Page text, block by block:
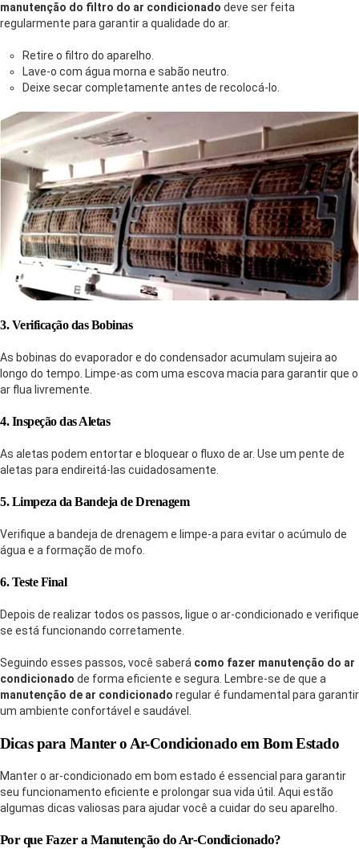
manutenção do filtro do ar condicionado deve ser feita
regularmente para garantir a qualidade do ar.
Retire o filtro do aparelho.
Lave-o com água morna e sabão neutro.
Deixe secar completamente antes de recolocá-lo.
3. Verificação das Bobinas
As bobinas do evaporador e do condensador acumulam sujeira ao
longo do tempo. Limpe-as com uma escova macia para garantir que o
ar flua livremente.
4. Inspeção das Aletas
As aletas podem entortar e bloquear o fluxo de ar. Use um pente de
aletas para endireitá-las cuidadosamente.
5. Limpeza da Bandeja de Drenagem
Verifique a bandeja de drenagem e limpe-a para evitar o acúmulo de
água e a formação de mofo.
6. Teste Final
Depois de realizar todos os passos, ligue o ar-condicionado e verifique
se está funcionando corretamente.
Seguindo esses passos, você saberá como fazer manutenção do ar
condicionado de forma eficiente e segura. Lembre-se de que a
manutenção de ar condicionado regular é fundamental para garantir
um ambiente confortável e saudável.
Dicas para Manter o Ar-Condicionado em Bom Estado
Manter o ar-condicionado em bom estado é essencial para garantir
seu funcionamento eficiente e prolongar sua vida útil. Aqui estão
algumas dicas valiosas para ajudar você a cuidar do seu aparelho.
Por que Fazer a Manutenção do Ar-Condicionado?